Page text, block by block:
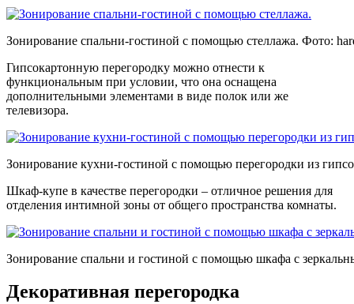
Зонирование спальни-гостиной с помощью стеллажа. Фото:
Гипсокартонную перегородку можно отнести к
функциональным при условии, что она оснащена
дополнительными элементами в виде полок или же
телевизора.
Зонирование кухни-гостиной с помощью перегородки из
Шкаф-купе в качестве перегородки – отличное решения для
отделения интимной зоны от общего пространства комнаты.
Зонирование спальни и гостиной с помощью шкафа с
Декоративная перегородка